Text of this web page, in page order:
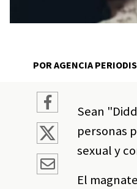
POR AGENCIA
Sean
personas
sexual y
El